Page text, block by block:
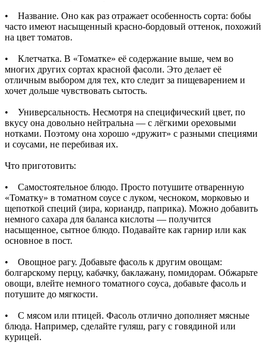
• Название. Оно как раз отражает особенность сорта: бобы
часто имеют насыщенный красно-бордовый оттенок, похожий
на цвет томатов.
• Клетчатка. В «Томатке» её содержание выше, чем во
многих других сортах красной фасоли. Это делает её
отличным выбором для тех, кто следит за пищеварением и
хочет дольше чувствовать сытость.
• Универсальность. Несмотря на специфический цвет, по
вкусу она довольно нейтральна — с лёгкими ореховыми
нотками. Поэтому она хорошо «дружит» с разными специями
и соусами, не перебивая их.
Что приготовить:
• Самостоятельное блюдо. Просто потушите отваренную
«Томатку» в томатном соусе с луком, чесноком, морковью и
щепоткой специй (зира, кориандр, паприка). Можно добавить
немного сахара для баланса кислоты — получится
насыщенное, сытное блюдо. Подавайте как гарнир или как
основное в пост.
• Овощное рагу. Добавьте фасоль к другим овощам:
болгарскому перцу, кабачку, баклажану, помидорам. Обжарьте
овощи, влейте немного томатного соуса, добавьте фасоль и
потушите до мягкости.
• С мясом или птицей. Фасоль отлично дополняет мясные
блюда. Например, сделайте гуляш, рагу с говядиной или
курицей.